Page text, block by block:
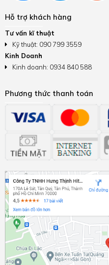
Hỗ trợ khách hàng
Tư vấn kĩ thuật
Kỹ thuật: 090 799 3559
Kinh Doanh
Kinh doanh: 0934 840 588
Phương thức thanh toán